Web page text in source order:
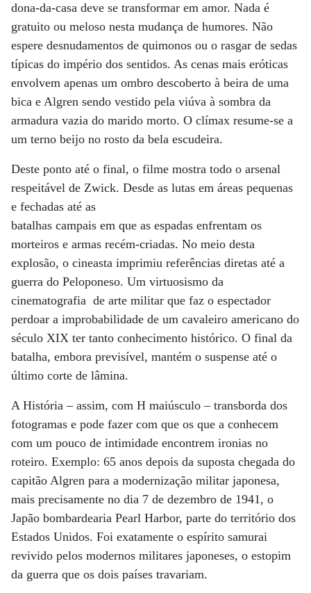
dona-da-casa deve se transformar em amor. Nada é
gratuito ou meloso nesta mudança de humores. Não
espere desnudamentos de quimonos ou o rasgar de sedas
típicas do império dos sentidos. As cenas mais eróticas
envolvem apenas um ombro descoberto à beira de uma
bica e Algren sendo vestido pela viúva à sombra da
armadura vazia do marido morto. O clímax resume-se a
um terno beijo no rosto da bela escudeira.
Deste ponto até o final, o filme mostra todo o arsenal
respeitável de Zwick. Desde as lutas em áreas pequenas
e fechadas até as
batalhas campais em que as espadas enfrentam os
morteiros e armas recém-criadas. No meio desta
explosão, o cineasta imprimiu referências diretas até a
guerra do Peloponeso. Um virtuosismo da
cinematografia de arte militar que faz o espectador
perdoar a improbabilidade de um cavaleiro americano do
século XIX ter tanto conhecimento histórico. O final da
batalha, embora previsível, mantém o suspense até o
último corte de lâmina.
A História – assim, com H maiúsculo – transborda dos
fotogramas e pode fazer com que os que a conhecem
com um pouco de intimidade encontrem ironias no
roteiro. Exemplo: 65 anos depois da suposta chegada do
capitão Algren para a modernização militar japonesa,
mais precisamente no dia 7 de dezembro de 1941, o
Japão bombardearia Pearl Harbor, parte do território dos
Estados Unidos. Foi exatamente o espírito samurai
revivido pelos modernos militares japoneses, o estopim
da guerra que os dois países travariam.